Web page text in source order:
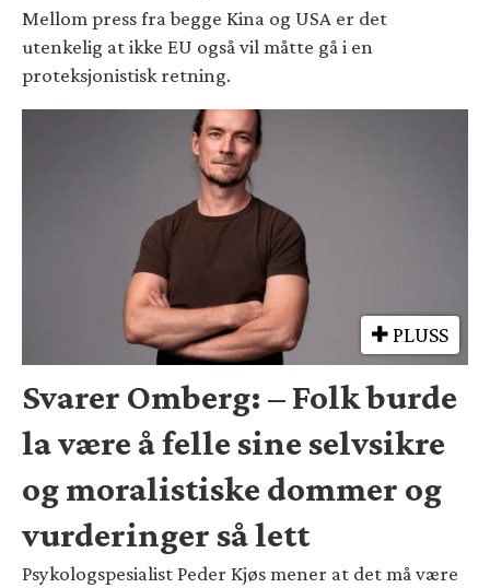
Mellom press fra begge Kina og USA er det
utenkelig at ikke EU også vil måtte gå i en
proteksjonistisk retning.
PLUSS
Svarer Omberg: – Folk burde
la være å felle sine selvsikre
og moralistiske dommer og
vurderinger så lett
Psykologspesialist Peder Kjøs mener at det må være